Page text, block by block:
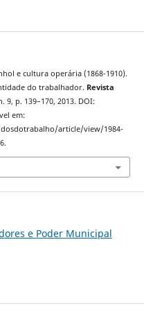
e cultura operária (1868-1910).
do trabalhador. Revista
9, p. 139–170, 2013. DOI:
em:
article/view/1984-
e Poder Municipal